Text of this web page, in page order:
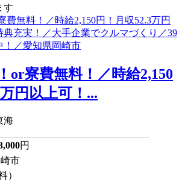
す
or寮費無料！／時給2,150
円以上可！...
海
円
市
）